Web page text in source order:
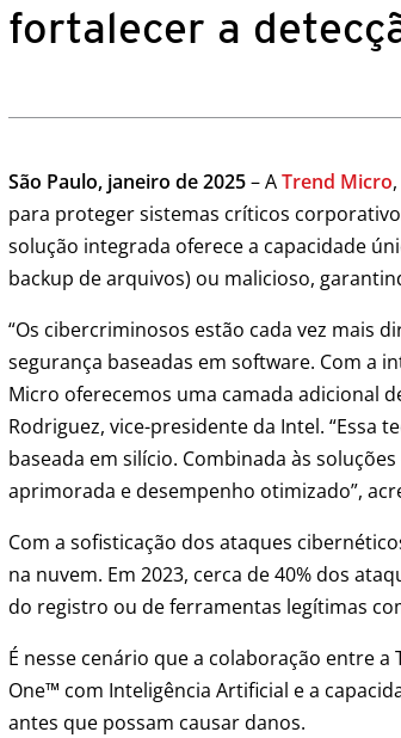
fortalecer a
São Paulo, janeiro de 2025– ATrend Micro
para proteger sistemas críticos
solução integrada oferece a capacidade
backup de arquivos) ou malicioso,
“Os cibercriminosos estão cada vez mais
segurança baseadas em software. Com a
Micro oferecemos uma camada adicional
Rodriguez, vice-presidente da Intel. “Essa
baseada em silício. Combinada às
aprimorada e desempenho otimizado”,
Com a sofisticação dos ataques
na nuvem. Em 2023, cerca de 40% dos
do registro ou de ferramentas legítimas
É nesse cenário que a colaboração entre
One™ com Inteligência Artificial e a
antes que possam causar danos.